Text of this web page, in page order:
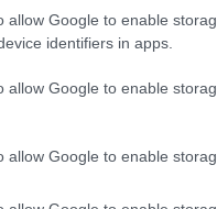
allow Google to enable
identifiers in apps.
allow Google to enable
allow Google to enable
Κολομβία) 14 γκολ
Κογκό) 13 γκολ
Μαδρίτης/